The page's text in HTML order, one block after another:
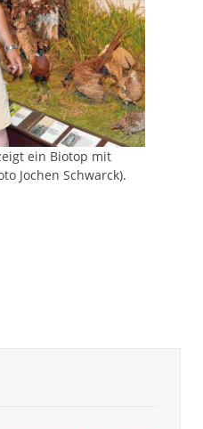
ein Biotop mit
Jochen Schwarck).
steigt in Naturmuseum ein